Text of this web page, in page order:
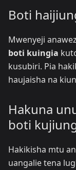
Boti
Mwenyeji
boti kuingia
kusubiri. Pia
haujaisha na
Hakuna
boti
Hakikisha mtu
uangalie tena